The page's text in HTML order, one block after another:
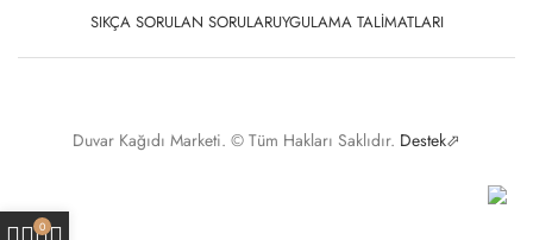
SIKÇA SORULAN SORULARUYGULAMA TALIMATLARI
Duvar Kağıdı Marketi. © Tüm Hakları Saklıdır. Destek⬀
0